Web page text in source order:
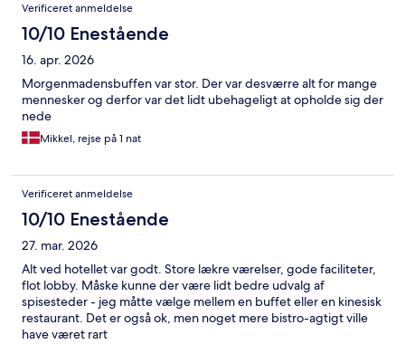
Verificeret anmeldelse
10/10 Enestående
16. apr. 2026
Morgenmadensbuffen var stor. Der var desværre alt for mange
mennesker og derfor var det lidt ubehageligt at opholde sig der
nede
Mikkel, rejse på 1 nat
Verificeret anmeldelse
10/10 Enestående
27. mar. 2026
Alt ved hotellet var godt. Store lækre værelser, gode faciliteter,
flot lobby. Måske kunne der være lidt bedre udvalg af
spisesteder - jeg måtte vælge mellem en buffet eller en kinesisk
restaurant. Det er også ok, men noget mere bistro-agtigt ville
have været rart